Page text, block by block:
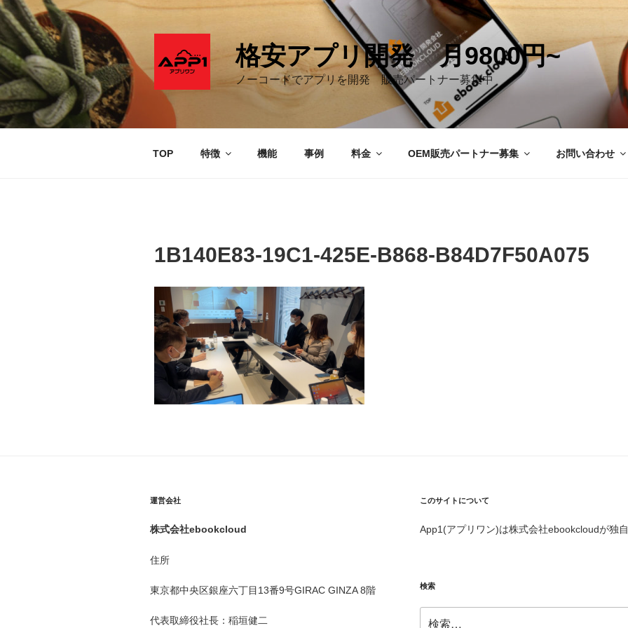
コ
ン
テ
ン
へ
ス
キ
格安アプリ開発 月9800円~
ノーコードでアプリを開発 販売パートナー募集中
TOP 特徴 機能 事例 料金 OEM販売パートナー募集 お問い合わせ
1B140E83-19C1-425E-B868-B84D7F50A075
運営会社
株式会社ebookcloud
住所
東京都中央区銀座六丁目 13番9号GIRAC GINZA 8階
代表取締役社長：稲垣健二
このサイトについて
App1(アプリワン)は株式会社ebookcloudが独
検索